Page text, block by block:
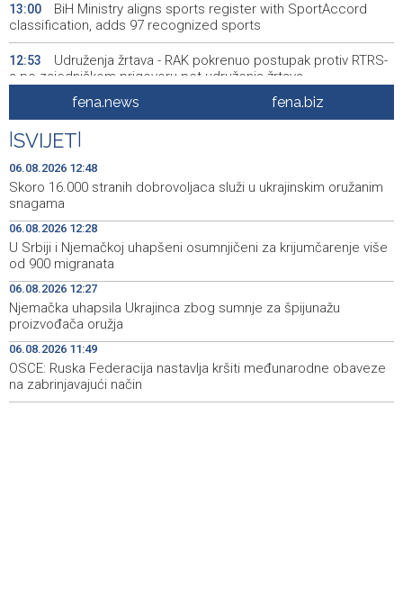
13:00
BiH Ministry aligns sports register with SportAccord
classification, adds 97 recognized sports
12:53
Udruženja žrtava - RAK pokrenuo postupak protiv RTRS-
a po zajedničkom prigovoru pet udruženja žrtava
Odgođena konstituirajuća sjednica Skupštine Kosova
nakon Kurtijeva zahtjeva
12:51
Nastavljena saradnja Općine Novi Grad i Sarajevo Film
Festivala, potpisan ugovor (VIDEO)
12:48
oružanim snagama
12:42
TI BiH identifies 1,200 cases of potential misuse of
public resources for political party promotion
12:36
Široki Brijeg: Zbog suše i smanjenih zaliha vode upućen
apel građanima na racionalnu potrošnju
12:35 Saopćenje za javnost SDA
fena.news fena.biz
SVIJET
06.08.2026 12:48
Skoro 16.000 stranih dobrovoljaca služi u ukrajinskim oružanim
snagama
06.08.2026 12:28
U Srbiji i Njemačkoj uhapšeni osumnjičeni za krijumčarenje više
od 900 migranata
06.08.2026 12:27
Njemačka uhapsila Ukrajinca zbog sumnje za špijunažu
proizvođača oružja
06.08.2026 11:49
OSCE: Ruska Federacija nastavlja kršiti međunarodne obaveze
na zabrinjavajući način